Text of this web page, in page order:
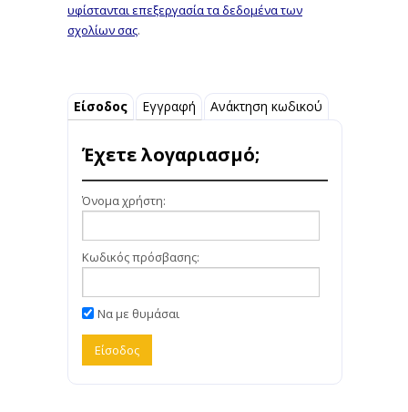
υφίστανται επεξεργασία τα δεδομένα των
σχολίων σας.
Είσοδος Εγγραφή Ανάκτηση κωδικού
Έχετε λογαριασμό;
Όνομα χρήστη:
Κωδικός πρόσβασης:
Να με θυμάσαι